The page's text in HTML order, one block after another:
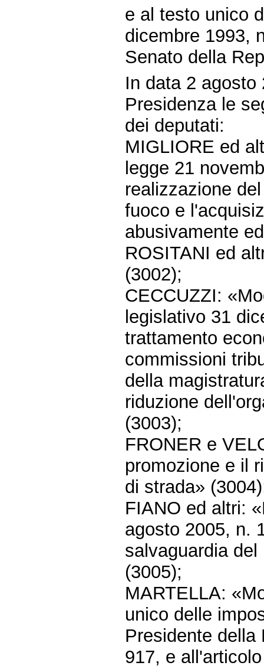
e al testo unico
dicembre 1993,
Senato della
In data 2 agosto
Presidenza le
dei deputati:
MIGLIORE ed
legge 21
realizzazione
fuoco e
abusivamente
ROSITANI ed
(3002);
CECCUZZI:
legislativo 31
trattamento
commissioni
della
riduzione
(3003);
FRONER e
promozione e il
di strada»
FIANO ed altri:
agosto 2005, n.
salvaguardia
(3005);
MARTELLA:
unico delle
Presidente della
917, e